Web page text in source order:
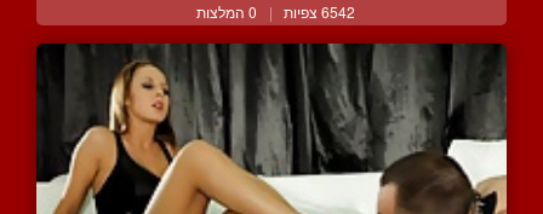
6542 צפיות | 0 המלצות